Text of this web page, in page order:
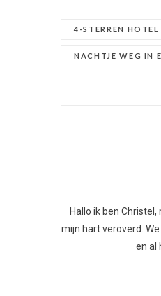
4-STERREN HOTEL
NACHTJE WEG IN
Hallo ik ben
mijn hart veroverd.
en al